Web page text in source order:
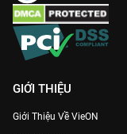
GIỚI THIỆU
Giới Thiệu Về VieON